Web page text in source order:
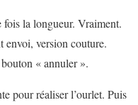
la longueur. Vraiment.
envoi, version couture.
« annuler ».
pour réaliser l’ourlet. Puis